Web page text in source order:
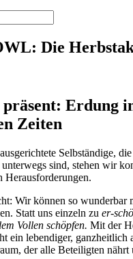
Die
Erdung
Zeiten
Selbständige,
sind, stehen wir
Herausforderungen.
Wir können so wunderbar
Statt uns einzeln zu er-
Vollen schöpfen. Mit der
ein lebendiger, ganzheitlich
der alle Beteiligten nährt